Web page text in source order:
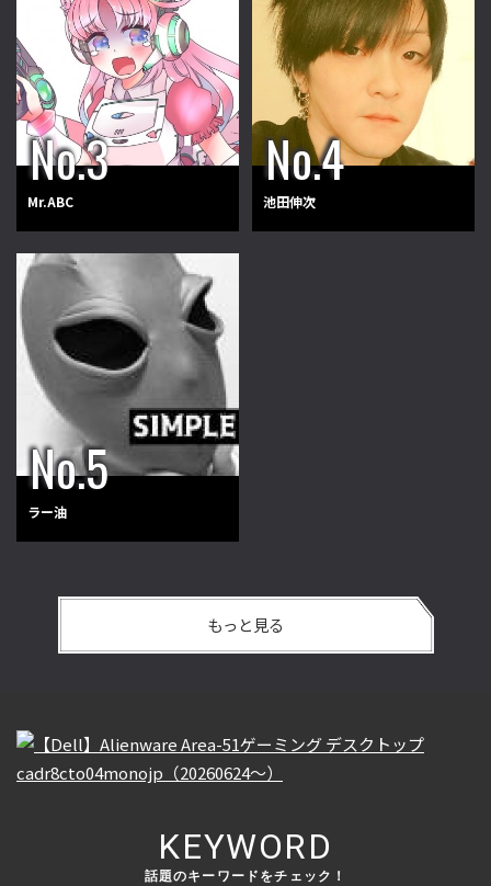
Mr.ABC 池田伸次
ラー油
もっと見る
KEYWORD
話題のキーワードをチェック！